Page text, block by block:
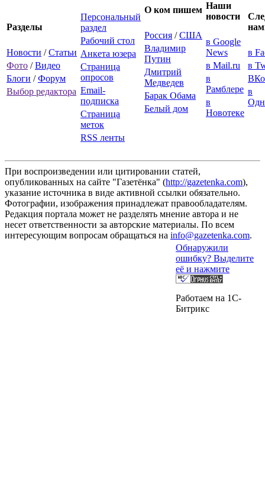
Разделы
Новости /Статьи
Фото /Видео
Блоги /Форум
Выбор редактора
Персональный
раздел
Рабочий стол
Анкета юзера
Страница
опросов
Email-
подписка
Страница
меток
RSS ленты
О ком пишем
Россия /США
Владимир
Путин
Дмитрий
Медведев
Барак Обама
Белый дом
Наши
новости
в Google
News
в Mail.ru
в
Рамблере
в
Новотеке
в
в
в
При воспроизведении или цитировании статей,
опубликованных на сайте "Газетёнка" (http://gazetenka.com),
указание источника в виде активной ссылки обязательно.
Фотографии, изображения принадлежат правообладателям.
Редакция портала может не разделять мнение автора и не
несет ответственности за авторские материалы. По всем
интересующим вопросам обращаться на info@gazetenka.com.
Обнаружили
ошибку? Выделите
её и нажмите
Работаем на 1C-
Битрикс